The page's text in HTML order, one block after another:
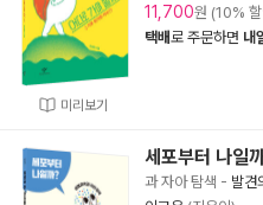
미리보기
11,700원 (10%
택배로 주문하면 내
세포부터 나일
과 자아 탐색 - 발견